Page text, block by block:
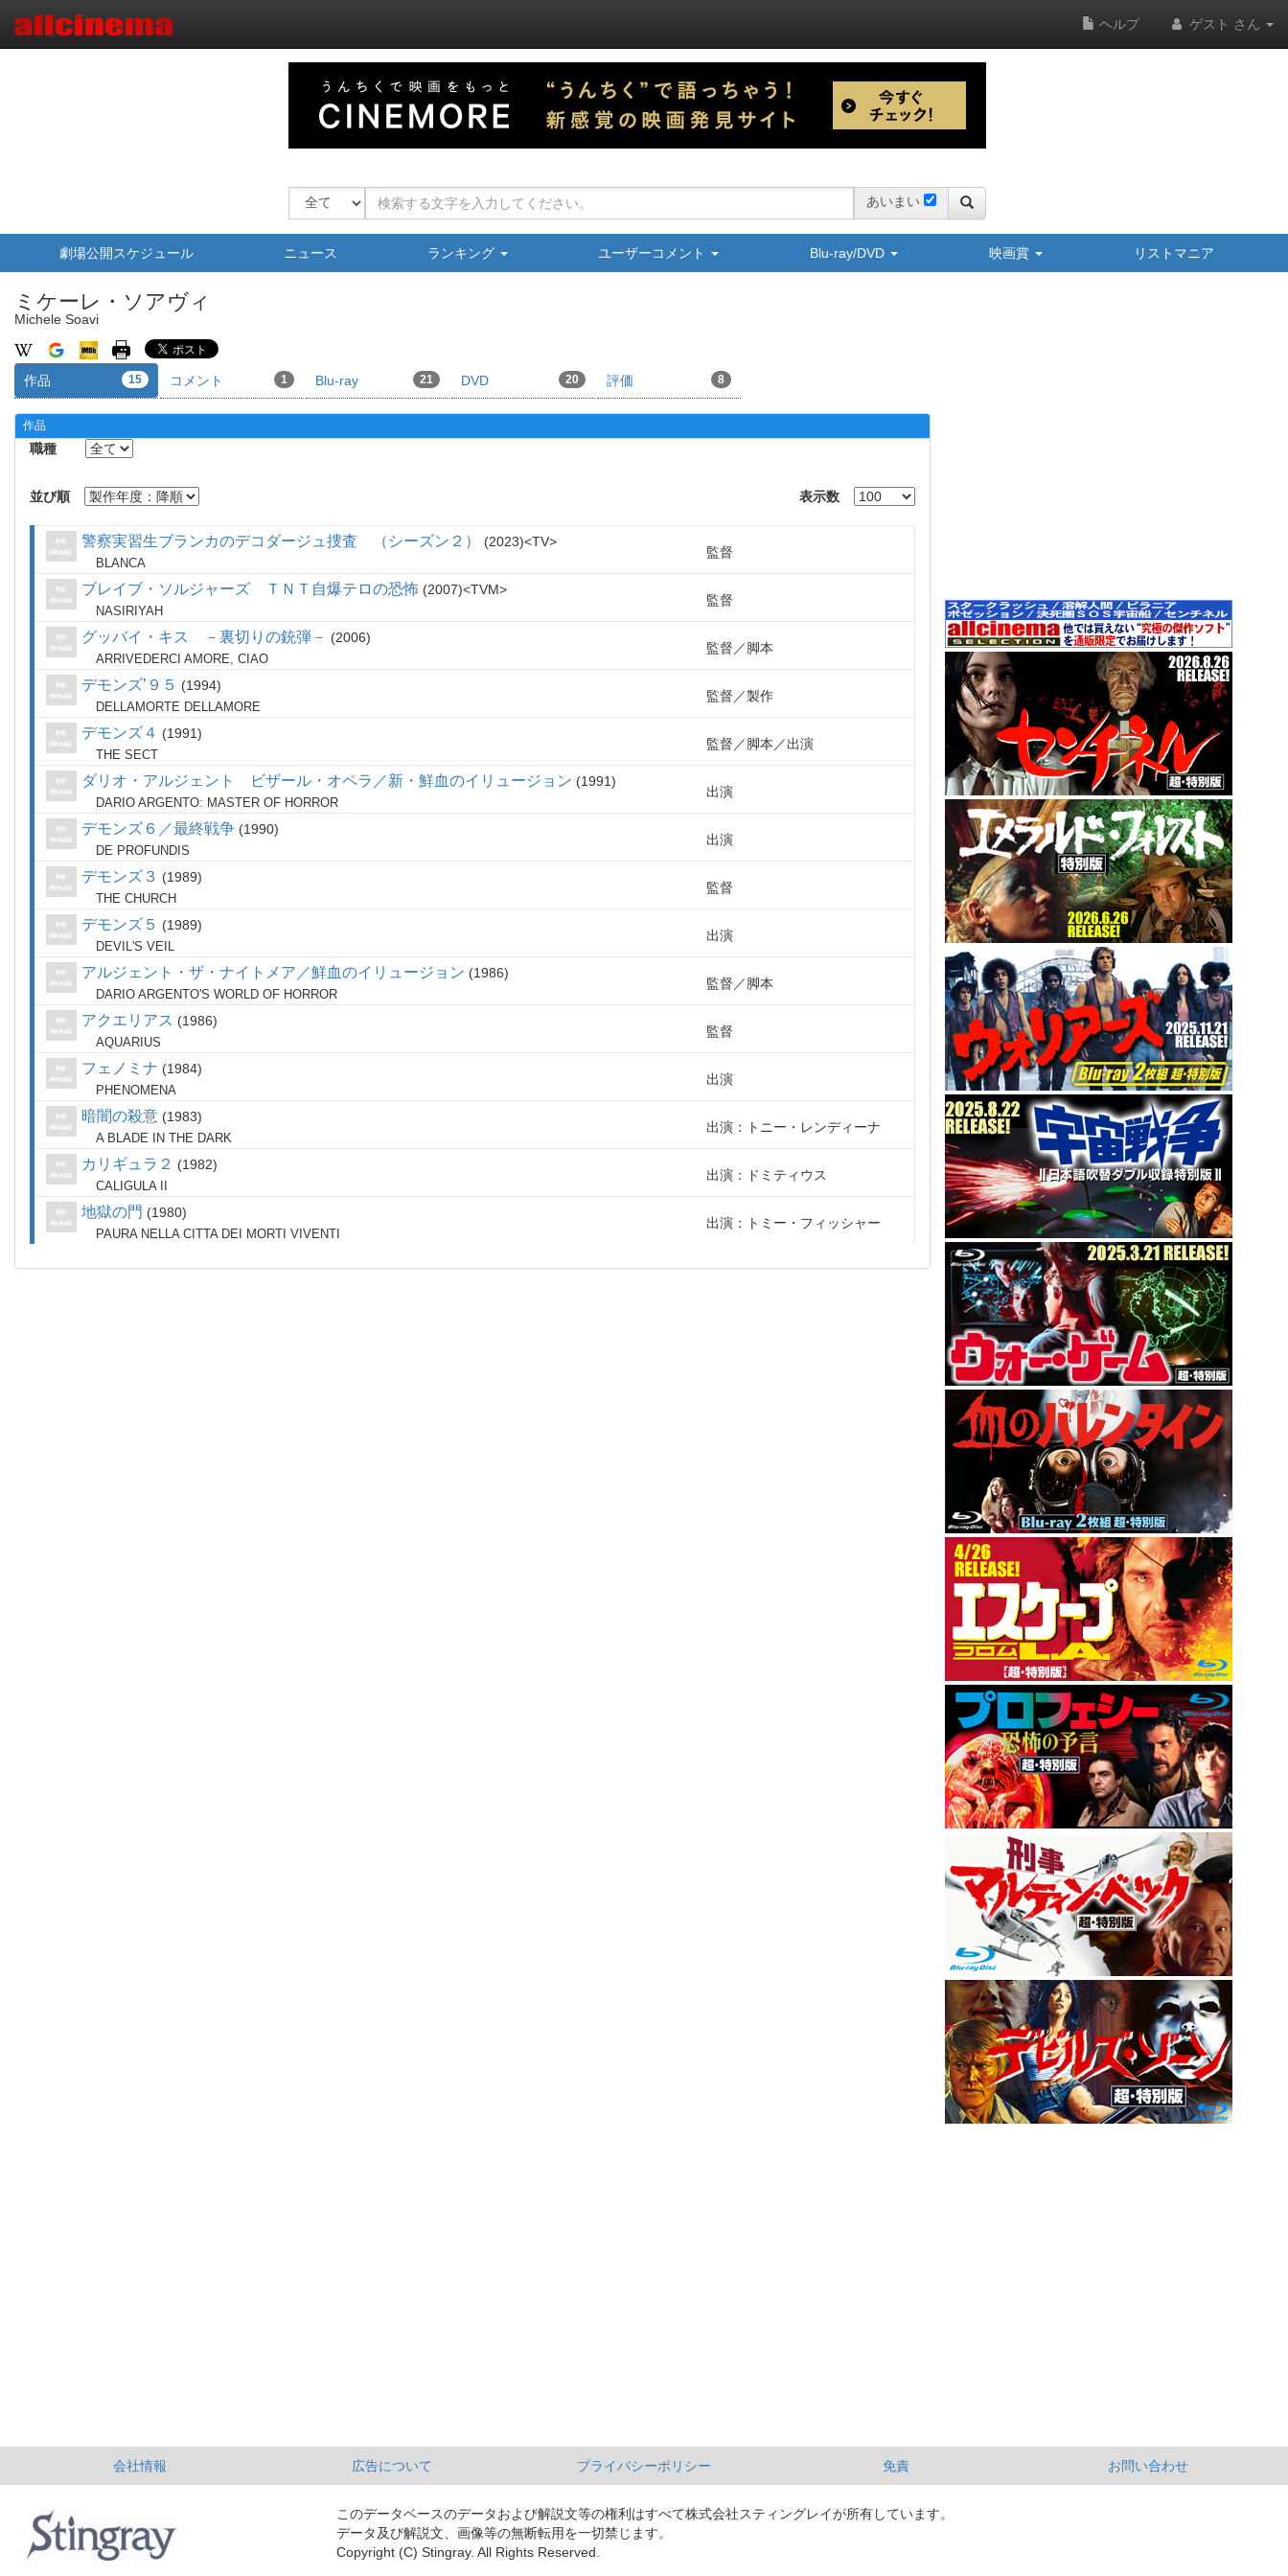
ヘルプ ゲスト さん
あいまい
劇場公開スケジュール ニュース ランキング ユーザーコメント Blu-ray/DVD 映画賞 リストマニア
ミケーレ・ソアヴィ
Michele Soavi
作品 15 コメント 1 Blu-ray 21 DVD 20 評価 8
作品
職種
並び順 表示数
警察実習生ブランカのデコダージュ捜査 （シーズン２） 2023 TV
BLANCA
監督
ブレイブ・ソルジャーズ ＴＮＴ自爆テロの恐怖 2007 TVM
NASIRIYAH
監督
グッバイ・キス －裏切りの銃弾－ 2006
ARRIVEDERCI AMORE, CIAO
監督 脚本
デモンズ’９５ 1994
DELLAMORTE DELLAMORE
監督 製作
デモンズ４ 1991
THE SECT
監督 脚本 出演
ダリオ・アルジェント ビザール・オペラ／新・鮮血のイリュージョン 1991
DARIO ARGENTO: MASTER OF HORROR
出演
デモンズ６／最終戦争 1990
DE PROFUNDIS
出演
デモンズ３ 1989
THE CHURCH
監督
デモンズ５ 1989
DEVIL'S VEIL
出演
アルジェント・ザ・ナイトメア／鮮血のイリュージョン 1986
DARIO ARGENTO'S WORLD OF HORROR
監督 脚本
アクエリアス 1986
AQUARIUS
監督
フェノミナ 1984
PHENOMENA
出演
暗闇の殺意 1983
A BLADE IN THE DARK
出演：トニー・レンディーナ
カリギュラ２ 1982
CALIGULA II
出演：ドミティウス
地獄の門 1980
PAURA NELLA CITTA DEI MORTI VIVENTI
出演：トミー・フィッシャー
会社情報 広告について プライバシーポリシー 免責 お問い合わせ
このデータベースのデータおよび解説文等の権利はすべて株式会社スティングレイが所有しています。
データ及び解説文、画像等の無断転用を一切禁じます。
Copyright (C) Stingray. All Rights Reserved.